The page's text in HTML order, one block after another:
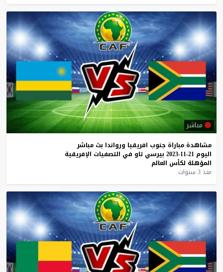
مباشر
مشاهدة مباراة جنوب افريقيا ورواندا بث مباشر
اليوم 21-11-2023 بيرسي تاو في التصفيات الإفريقية
المؤهلة لكأس العالم
منذ 3 سنوات